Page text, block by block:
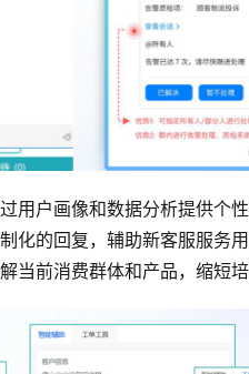
用户画像和数据分析提供个
化的回复，辅助新客服服务
当前消费群体和产品，缩短培